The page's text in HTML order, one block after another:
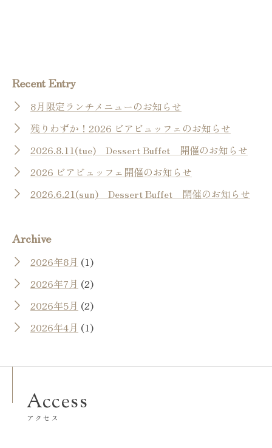
Recent Entry
8月限定ランチメニューのお知らせ
残りわずか！2026 ビアビュッフェのお知らせ
2026.8.11(tue) Dessert Buffet 開催のお知らせ
2026 ビアビュッフェ開催のお知らせ
2026.6.21(sun) Dessert Buffet 開催のお知らせ
Archive
2026年8月 (1)
2026年7月 (2)
2026年5月 (2)
2026年4月 (1)
Access
アクセス